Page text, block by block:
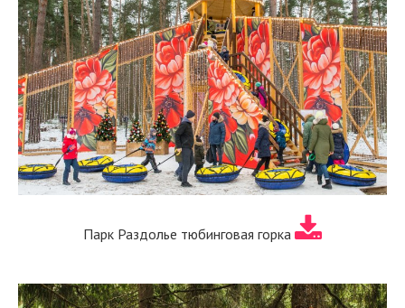
Парк Раздолье тюбинговая горка